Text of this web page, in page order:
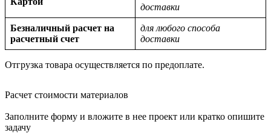
доставки
Безналичный расчет на
расчетный счет
для любого способа
доставки
Отгрузка товара осуществляется по предоплате.
Расчет стоимости материалов
Заполните форму и вложите в нее проект или кратко опишите
задачу